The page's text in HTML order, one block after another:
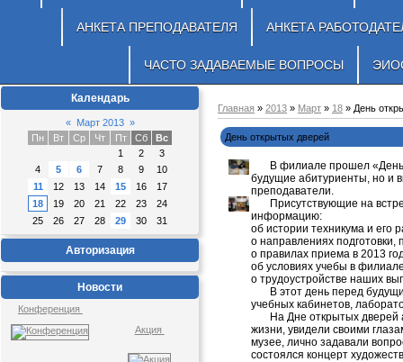
АНКЕТА ПРЕПОДАВАТЕЛЯ АНКЕТА
ЧАСТО ЗАДАВАЕМЫЕ ВОПРОСЫ
Календарь
« Март 2013 »
Пн
Вт Ср Чт Пт Сб
Вс
1
2
3
4
5 6 7 8 9
10
11
12 13 14 15 16
17
18
19 20 21 22 23
24
25
26 27 28 29 30 31
Авторизация
Новости
Конференция
Акция
Главная » 2013 » Март » 18 » День
День открытых дверей
В филиале прошел «День
будущие абитуриенты, но и
преподаватели.
Присутствующие на
информацию:
об истории техникума и его
о направлениях подготовки,
о правилах приема в 2013
об условиях учебы в
о трудоустройстве наших
В этот день перед
учебных кабинетов,
На Дне открытых дверей
жизни, увидели своими
музее, лично задавали
состоялся концерт